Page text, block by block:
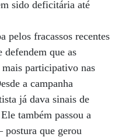
sido deficitária até
pelos fracassos recentes
que as
participativo nas
a campanha
já dava sinais de
também passou a
postura que gerou